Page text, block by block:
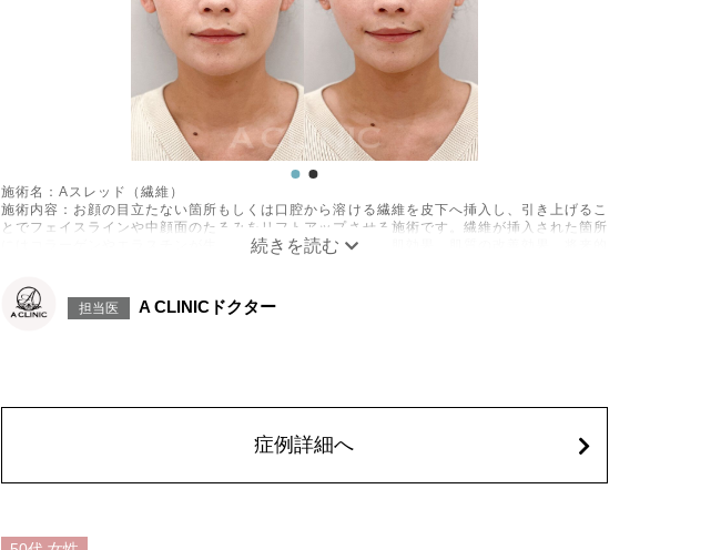
施術名：Aスレッド（繊維）
施術内容：お顔の目立たない箇所もしくは口腔から溶ける繊維を皮下へ挿入し、引き上げるこ
とでフェイスラインや中顔面のたるみをリフトアップさせる施術です。繊維が挿入された箇所
にはコラーゲンやエラスチンが生成されるため、長期的な美肌効果、肌質の改善効果、将来的
リスク、副作用：腫れ、内出血、疼痛、頭痛、引き攣れ感などが生じることがございます。ま
た、稀ではありますが、施術部位の細菌感染症、皮膚のよれ、繊維の突出などが生じることが
担当医 A CLINICドクター
症例詳細へ